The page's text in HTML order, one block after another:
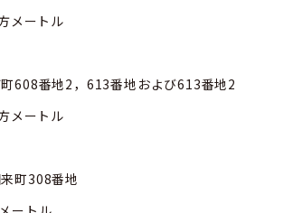
トル
番地2，613番地および613番地2
トル
町308番地